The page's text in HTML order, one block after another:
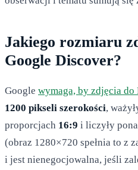
Jakiego rozmiaru
Google Discover?
Google wymaga, by zdjęcia do
1200 pikseli szerokości,
proporcjach 16:9 i liczyły
(obraz 1280×720 spełnia to z
i jest nienegocjowalna, jeśli